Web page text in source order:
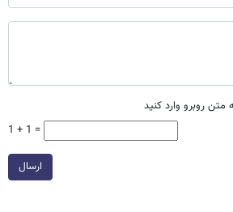
روبرو وارد کنید
1 + 1 =
ارسال